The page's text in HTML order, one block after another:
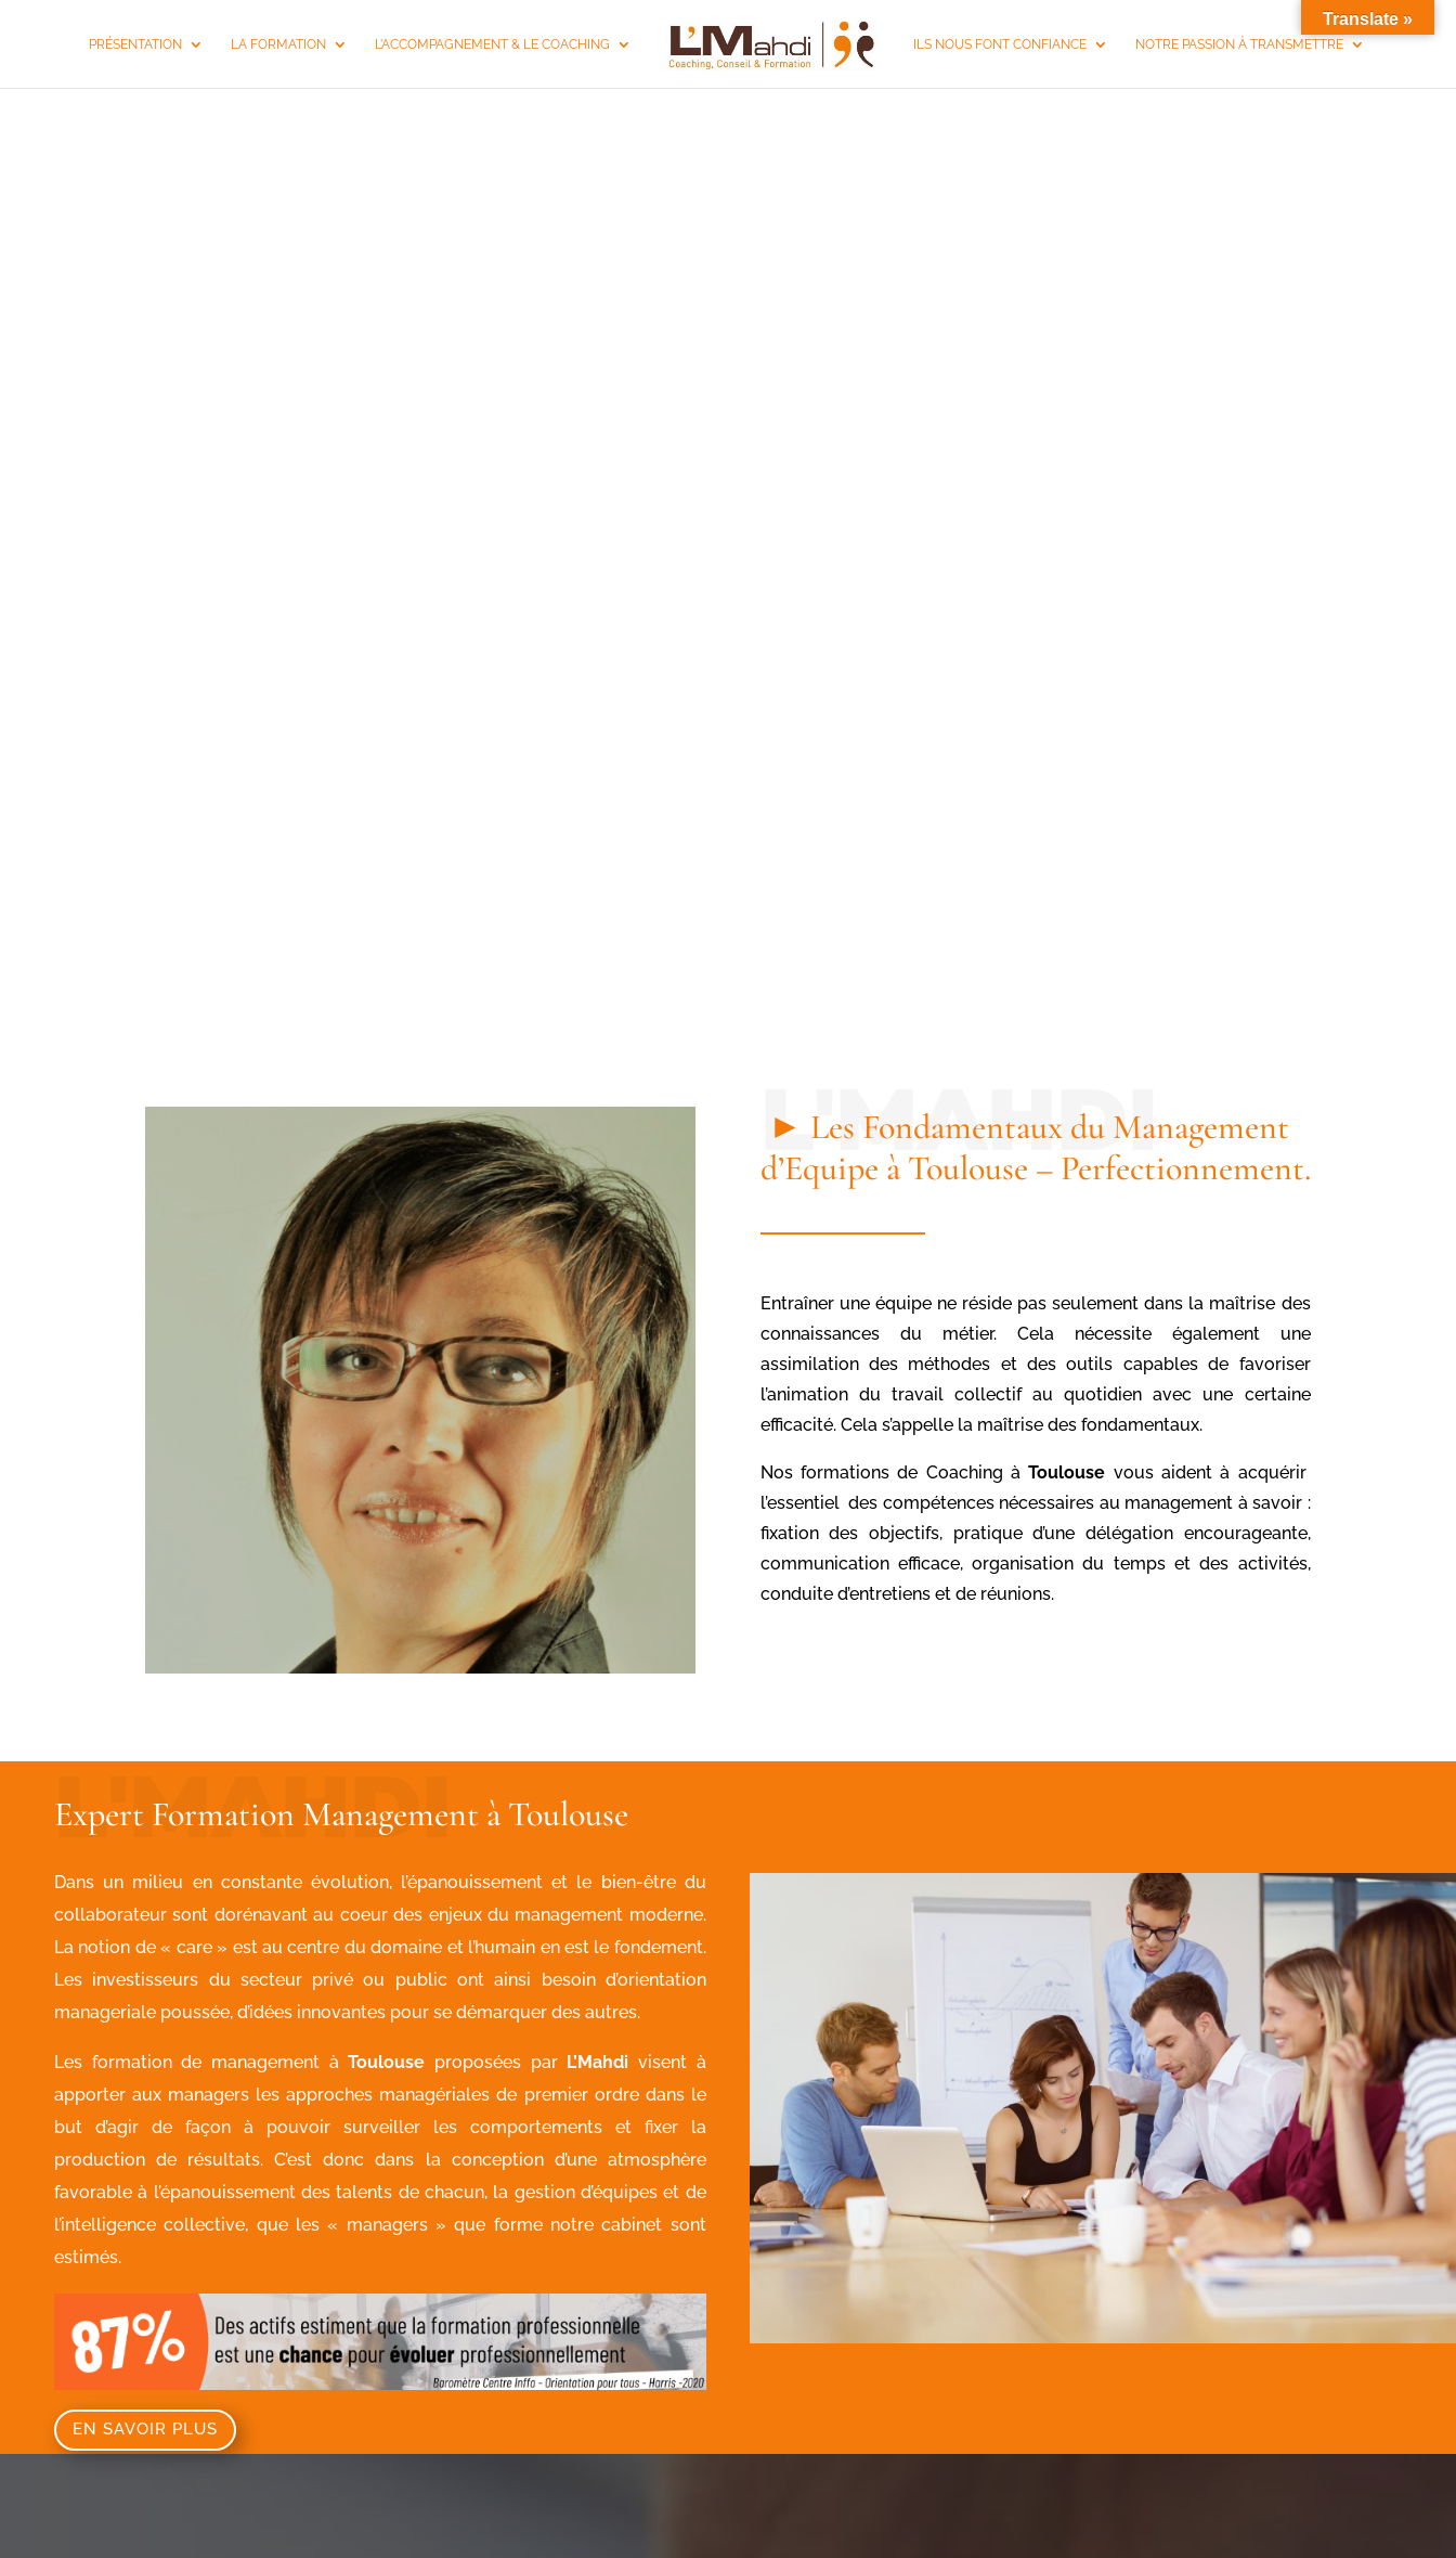
PRÉSENTATION LA FORMATION L’ACCOMPAGNEMENT & LE COACHING ILS NOUS FONT CONFIANCE NOTRE PASSION À TRANSMETTRE
► Les Fondamentaux du Management
d’Equipe à Toulouse – Perfectionnement.
Entraîner une équipe ne réside pas seulement dans la maîtrise des
connaissances du métier. Cela nécessite également une
assimilation des méthodes et des outils capables de favoriser
l’animation du travail collectif au quotidien avec une certaine
efficacité. Cela s’appelle la maîtrise des fondamentaux.
Nos formations de Coaching àToulouse vous aident à acquérir
l’essentiel des compétences nécessaires au management à savoir :
fixation des objectifs, pratique d’une délégation encourageante,
communication efficace, organisation du temps et des activités,
conduite d’entretiens et de réunions.
Expert Formation Management à Toulouse
Dans un milieu en constante évolution, l’épanouissement et le bien-être du
collaborateur sont dorénavant au coeur des enjeux du management moderne.
La notion de « care » est au centre du domaine et l’humain en est le fondement.
Les investisseurs du secteur privé ou public ont ainsi besoin d’orientation
manageriale poussée, d’idées innovantes pour se démarquer des autres.
Les formation de management à Toulouse proposées parL’Mahdi visent à
apporter aux managers les approches managériales de premier ordre dans le
but d’agir de façon à pouvoir surveiller les comportements et fixer la
production de résultats. C’est donc dans la conception d’une atmosphère
favorable à l’épanouissement des talents de chacun, la gestion d’équipes et de
l’intelligence collective, que les « managers » que forme notre cabinet sont
estimés.
EN SAVOIR PLUS
Translate »